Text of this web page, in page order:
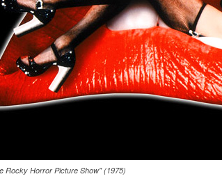
Rocky Horror Picture Show" (1975)